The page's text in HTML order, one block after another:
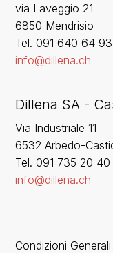
via Laveggio 21
6850 Mendrisio
Tel. 091 640 64 93
info@dillena.ch
Dillena SA -
Via Industriale 11
6532 Arbedo-
Tel. 091 735 20 40
info@dillena.ch
Condizioni Generali